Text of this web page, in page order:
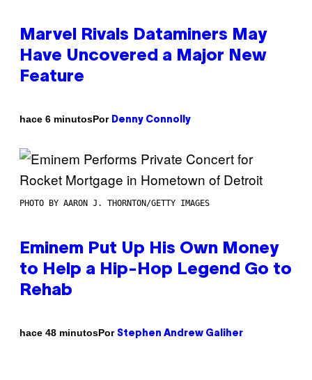
Marvel Rivals Dataminers May
Have Uncovered a Major New
Feature
hace 6 minutosPor Denny Connolly
PHOTO BY AARON J. THORNTON/GETTY IMAGES
Eminem Put Up His Own Money
to Help a Hip-Hop Legend Go to
Rehab
hace 48 minutosPor Stephen Andrew Galiher